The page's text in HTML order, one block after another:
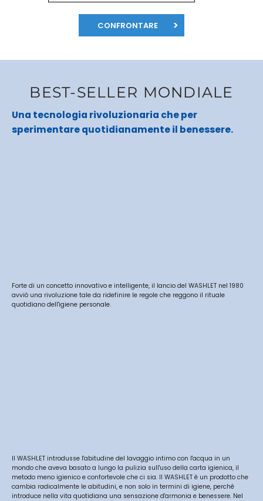
CONFRONTARE
BEST-SELLER MONDIALE
Una tecnologia rivoluzionaria che per
sperimentare quotidianamente il benessere.
Forte di un concetto innovativo e intelligente, il lancio del WASHLET nel 1980
avviò una rivoluzione tale da ridefinire le regole che reggono il rituale
quotidiano dell'igiene personale.
Il WASHLET introdusse l'abitudine del lavaggio intimo con l'acqua in un
mondo che aveva basato a lungo la pulizia sull'uso della carta igienica, il
metodo meno igienico e confortevole che ci sia. Il WASHLET è un prodotto che
cambia radicalmente le abitudini, e non solo in termini di igiene, perché
introduce nella vita quotidiana una sensazione d'armonia e benessere. Nel